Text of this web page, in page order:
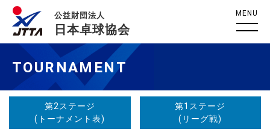
公益財団法人
日本卓球協会
MENU
TOURNAMENT
第2ステージ
(トーナメント表)
第1ステージ
(リーグ戦)